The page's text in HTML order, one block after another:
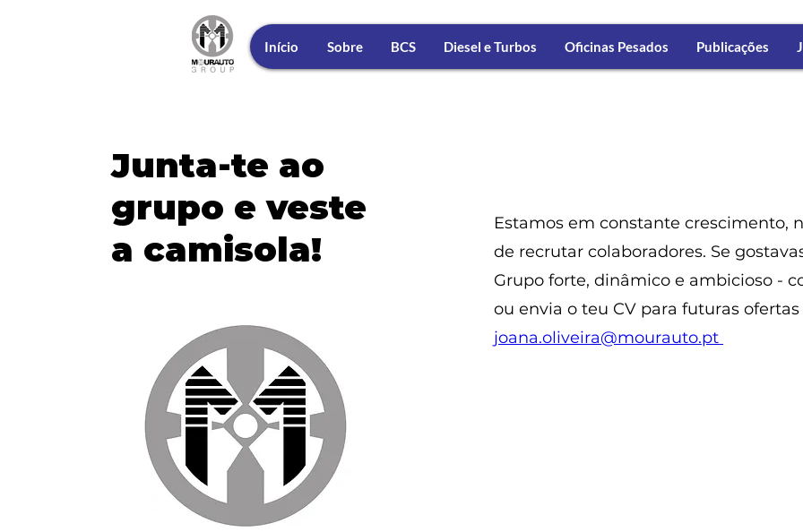
Início Sobre BCS Diesel e Turbos Oficinas Pesados Publicações
Junta-te ao
grupo e veste
a camisola!
Estamos em constante crescimento,
de recrutar colaboradores. Se
Grupo forte, dinâmico e ambicioso -
ou envia o teu CV para futuras ofertas
joana.oliveira@mourauto.pt